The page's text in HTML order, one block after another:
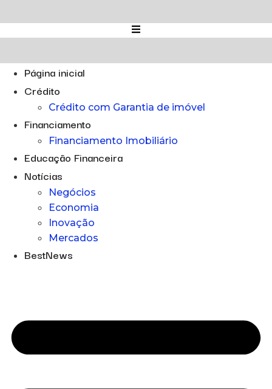
para
o
Página inicial
Crédito
Crédito com Garantia de imóvel
Financiamento
Financiamento Imobiliário
Educação Financeira
Notícias
Negócios
Economia
Inovação
Mercados
BestNews